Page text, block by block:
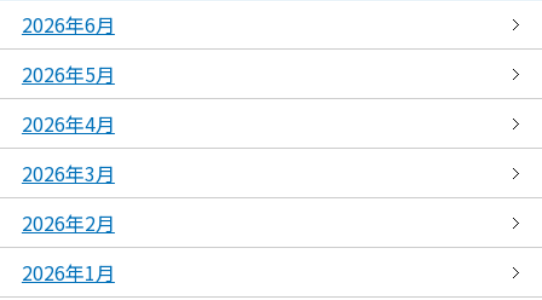
2026年6月
2026年5月
2026年4月
2026年3月
2026年2月
2026年1月